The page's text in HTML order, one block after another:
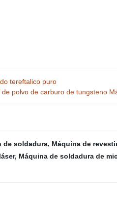
tereftalico puro
polvo de carburo de tungsteno
de soldadura, Máquina de
, Máquina de soldadura de